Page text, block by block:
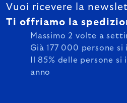
Vuoi ricevere la
Ti offriamo la
Massimo 2 volte a
Già 177 000 persone si
Il 85% delle persone
anno